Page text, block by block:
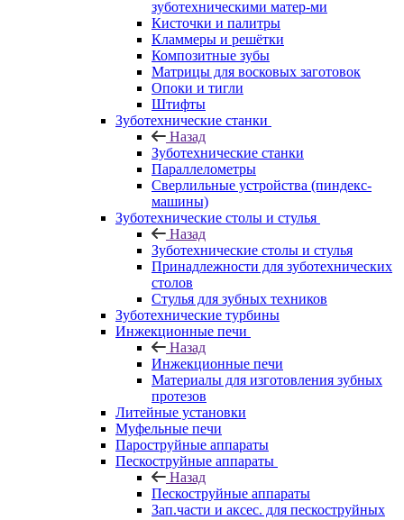
зуботехническими матер-ми
Кисточки и палитры
Кламмеры и решётки
Композитные зубы
Матрицы для восковых заготовок
Опоки и тигли
Штифты
Зуботехнические станки
Назад
Зуботехнические станки
Параллелометры
Сверлильные устройства (пиндекс-
машины)
Зуботехнические столы и стулья
Назад
Зуботехнические столы и стулья
Принадлежности для зуботехнических
столов
Стулья для зубных техников
Зуботехнические турбины
Инжекционные печи
Назад
Инжекционные печи
Материалы для изготовления зубных
протезов
Литейные установки
Муфельные печи
Пароструйные аппараты
Пескоструйные аппараты
Назад
Пескоструйные аппараты
Зап.части и аксес. для пескоструйных